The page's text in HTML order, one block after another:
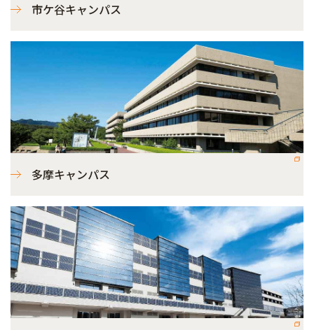
市ケ谷キャンパス
多摩キャンパス